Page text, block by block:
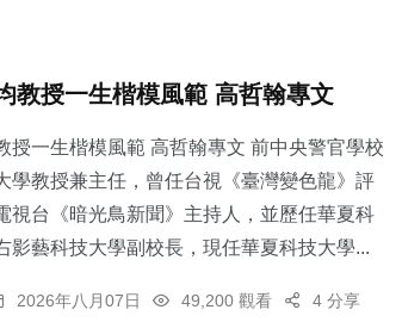
教授一生楷模風範 高哲翰專文
授一生楷模風範 高哲翰專文 前中央警官學校
學教授兼主任，曾任台視《臺灣變色龍》評
視台《暗光鳥新聞》主持人，並歷任華夏科
影藝科技大學副校長，現任華夏科技大學...
2026年八月07日 49,200 觀看 4 分享